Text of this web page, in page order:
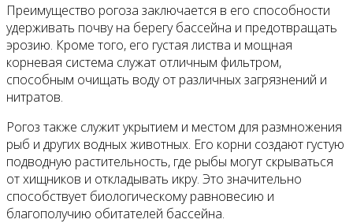
Преимущество рогоза заключается в его способности
удерживать почву на берегу бассейна и предотвращать
эрозию. Кроме того, его густая листва и мощная
корневая система служат отличным фильтром,
способным очищать воду от различных загрязнений и
нитратов.
Рогоз также служит укрытием и местом для размножения
рыб и других водных животных. Его корни создают густую
подводную растительность, где рыбы могут скрываться
от хищников и откладывать икру. Это значительно
способствует биологическому равновесию и
благополучию обитателей бассейна.